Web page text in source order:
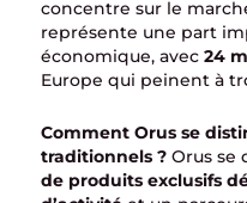
concentre sur le
représente une part
économique, avec 24
Europe qui peinent à
Comment Orus se
traditionnels ? Orus se
de produits exclusifs